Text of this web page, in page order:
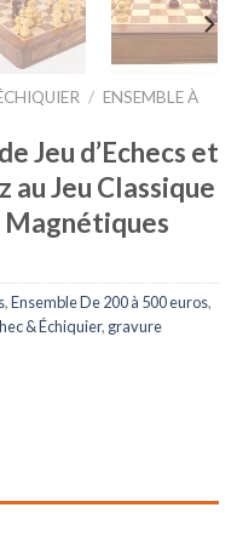
/ ENSEMBLE À
Jeu d’Echecs et
au Jeu Classique
Magnétiques
,Ensemble De 200 à 500 euros,
& Échiquier, gravure